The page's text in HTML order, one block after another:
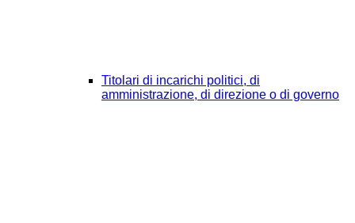
Titolari di incarichi politici, di
amministrazione, di direzione o di governo